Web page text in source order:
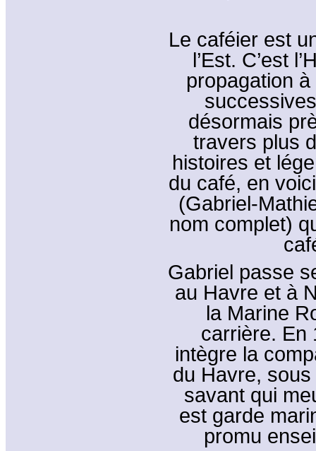
Le caféier est
l’Est. C’est
propagation
désormais
travers plus
histoires et
du café, en
(Gabriel-
nom complet)
Gabriel passe
au Havre et à
la Marine
carrière. En
intègre la
du Havre, sous
savant qui
est garde
promu